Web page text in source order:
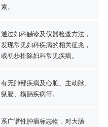
素。
通过妇科触诊及仪器检查方法，
发现常见妇科疾病的相关征兆，
或初步排除妇科常见疾病。
有无肺部疾病及心脏、主动脉、
纵膈、横膈疾病等。
系广谱性肿瘤标志物，对大肠